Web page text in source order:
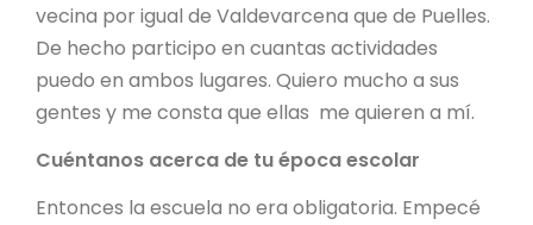
vecina por igual de Valdevarcena que de Puelles.
De hecho participo en cuantas actividades
puedo en ambos lugares. Quiero mucho a sus
gentes y me consta que ellas me quieren a mí.
Cuéntanos acerca de tu época escolar
Entonces la escuela no era obligatoria. Empecé